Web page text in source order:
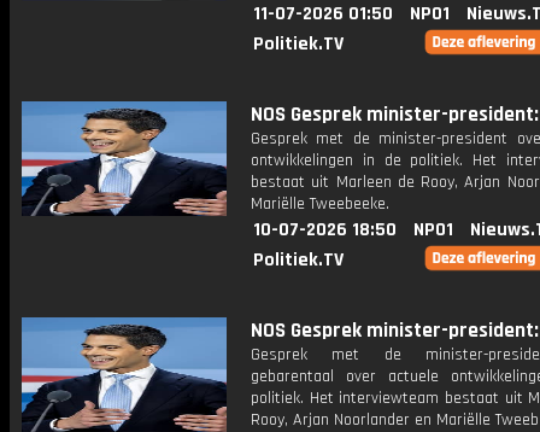
11-07-2026 01:50 NPO1
Politiek.TV
NOS Gesprek minister-
Gesprek met de minister-president
ontwikkelingen in de politiek. Het
bestaat uit Marleen de Rooy, Arjan
Mariëlle Tweebeeke.
10-07-2026 18:50 NPO1
Politiek.TV
NOS Gesprek minister-
Gesprek met de minister-
gebarentaal over actuele
politiek. Het interviewteam bestaat uit
Rooy, Arjan Noorlander en Mariëlle